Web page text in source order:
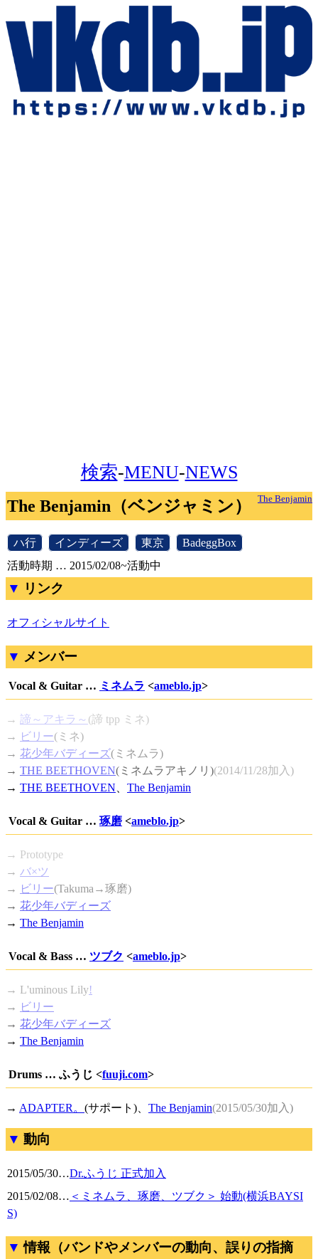
検索-MENU-NEWS
The Benjamin
The Benjamin（ベンジャミン）
ハ行 インディーズ 東京 BadeggBox
活動時期 … 2015/02/08~活動中
リンク
オフィシャルサイト
メンバー
Vocal & Guitar … ミネムラ <ameblo.jp>
→ 諦～アキラ～ (諦 tpp ミネ)
→ ビリー(ミネ)
→ 花少年バディーズ(ミネムラ)
→ THE BEETHOVEN(ミネムラアキノリ)(2014/11/28加入)
→ THE BEETHOVEN The Benjamin
Vocal & Guitar … 琢磨 <ameblo.jp>
→ Prototype
→ バ×ツ
→ ビリー(Takuma→琢磨)
→ 花少年バディーズ
→ The Benjamin
Vocal & Bass … ツブク <ameblo.jp>
→ L'uminous Lily!
→ ビリー
→ 花少年バディーズ
→ The Benjamin
Drums … ふうじ <fuuji.com>
→ ADAPTER。 (サポート)、 The Benjamin(2015/05/30加入)
動向
2015/05/30…Dr.ふうじ 正式加入
2015/02/08… ＜ミネムラ、琢磨、ツブク＞ 始動(横浜BAYSI
S)
情報（バンドやメンバーの動向、誤りの指摘